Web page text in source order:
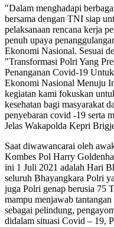
″Dalam menghadapi
bersama dengan TNI siap
pelaksanaan rencana kerja
penuh upaya
Ekonomi Nasional. Sesuai
″Transformasi Polri Yang
Penanganan Covid-19
Ekonomi Nasional Menuju
kegiatan kami fokuskan
kesehatan bagi masyarakat
penyebaran covid -19 serta
Jelas Wakapolda Kepri
Saat diwawancarai oleh
Kombes Pol Harry
ini 1 Juli 2021 adalah Hari
seluruh Bhayangkara Polri
juga Polri genap berusia 75
mampu menjawab
sebagai pelindung,
didalam situasi Covid – 19,